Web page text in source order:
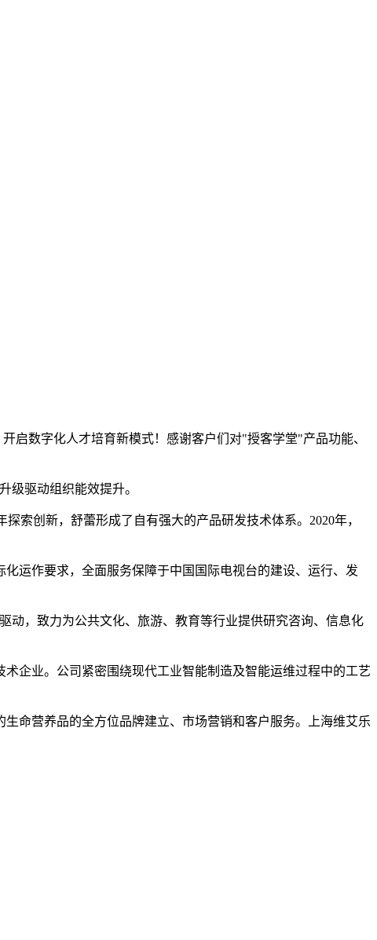
启数字化人才培育新模式！感谢客户们对"授客学堂"产品功能、
级驱动组织能效提升。
索创新，舒蕾形成了自有强大的产品研发技术体系。2020年，
运作要求，全面服务保障于中国国际电视台的建设、运行、发
动，致力为公共文化、旅游、教育等行业提供研究咨询、信息化
企业。公司紧密围绕现代工业智能制造及智能运维过程中的工艺
命营养品的全方位品牌建立、市场营销和客户服务。上海维艾乐